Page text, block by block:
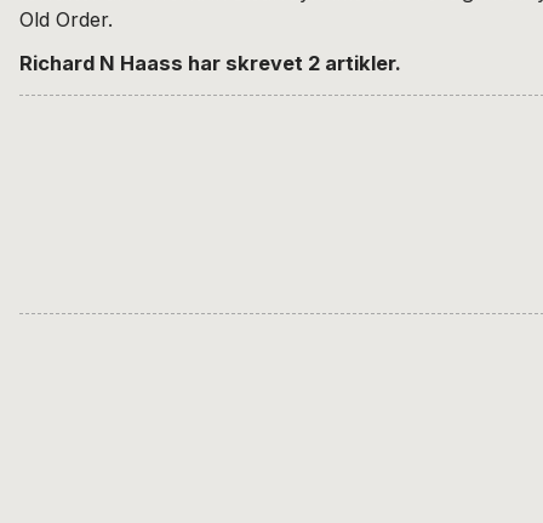
Old Order.
Richard N Haass har skrevet 2 artikler.